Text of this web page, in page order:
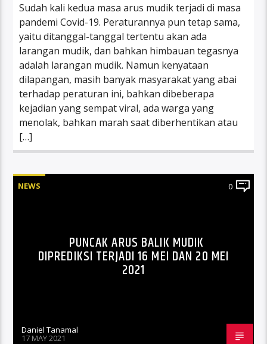
Sudah kali kedua masa arus mudik terjadi di masa
pandemi Covid-19. Peraturannya pun tetap sama,
yaitu ditanggal-tanggal tertentu akan ada
larangan mudik, dan bahkan himbauan tegasnya
adalah larangan mudik. Namun kenyataan
dilapangan, masih banyak masyarakat yang abai
terhadap peraturan ini, bahkan dibeberapa
kejadian yang sempat viral, ada warga yang
menolak, bahkan marah saat diberhentikan atau
[…]
NEWS 0
PUNCAK ARUS BALIK MUDIK
DIPREDIKSI TERJADI 16 MEI DAN 20 MEI
2021
Daniel Tanamal
17 MAY 2021